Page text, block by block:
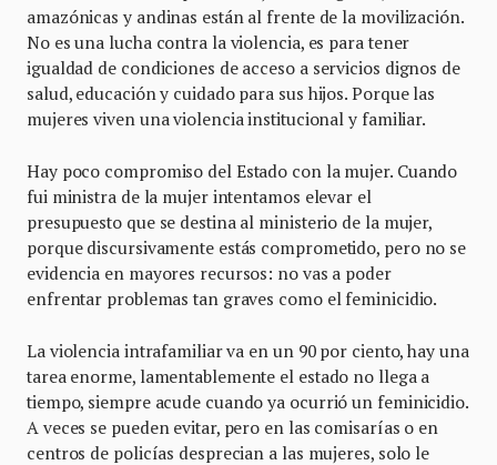
amazónicas y andinas están al frente de la movilización.
No es una lucha contra la violencia, es para tener
igualdad de condiciones de acceso a servicios dignos de
salud, educación y cuidado para sus hijos. Porque las
mujeres viven una violencia institucional y familiar.
Hay poco compromiso del Estado con la mujer. Cuando
fui ministra de la mujer intentamos elevar el
presupuesto que se destina al ministerio de la mujer,
porque discursivamente estás comprometido, pero no se
evidencia en mayores recursos: no vas a poder
enfrentar problemas tan graves como el feminicidio.
La violencia intrafamiliar va en un 90 por ciento, hay una
tarea enorme, lamentablemente el estado no llega a
tiempo, siempre acude cuando ya ocurrió un feminicidio.
A veces se pueden evitar, pero en las comisarías o en
centros de policías desprecian a las mujeres, solo le